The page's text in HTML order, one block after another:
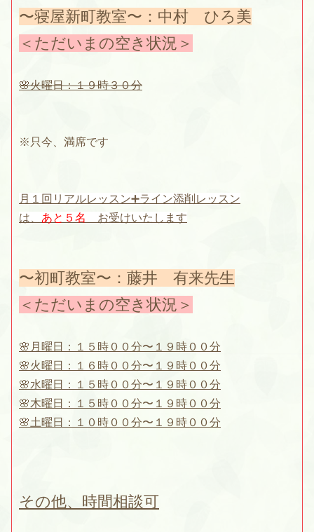
〜寝屋新町教室〜：中村 ひろ美
＜ただいまの空き状況＞
🌸火曜日：１９時３０分
※只今、満席です
月１回リアルレッスン➕ライン添削レッスン
は、 あと５名 お受けいたします
〜初町教室〜：藤井 有来先生
＜ただいまの空き状況＞
🌸月曜日：１５時００分〜１９時００分
🌸火曜日：１６時００分〜１９時００分
🌸水曜日：１５時００分〜１９時００分
🌸木曜日：１５時００分〜１９時００分
🌸土曜日：１０時００分〜１９時００分
その他、時間相談可